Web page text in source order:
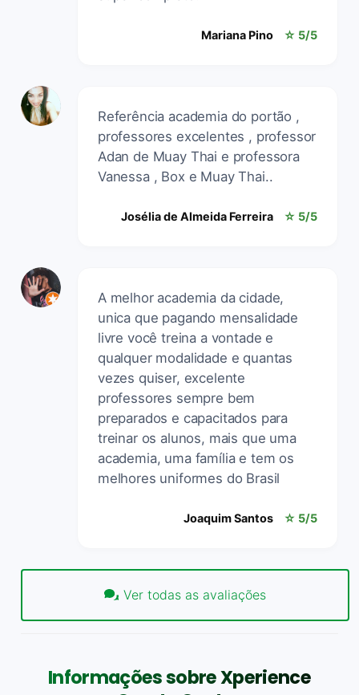
Mariana Pino ☆ 5/5
Referência academia do portão ,
professores excelentes , professor
Adan de Muay Thai e professora
Vanessa , Box e Muay Thai..
Josélia de Almeida Ferreira ☆ 5/5
A melhor academia da cidade,
unica que pagando mensalidade
livre você treina a vontade e
qualquer modalidade e quantas
vezes quiser, excelente
professores sempre bem
preparados e capacitados para
treinar os alunos, mais que uma
academia, uma família e tem os
melhores uniformes do Brasil
Joaquim Santos ☆ 5/5
Ver todas as avaliações
Informações sobre Xperience